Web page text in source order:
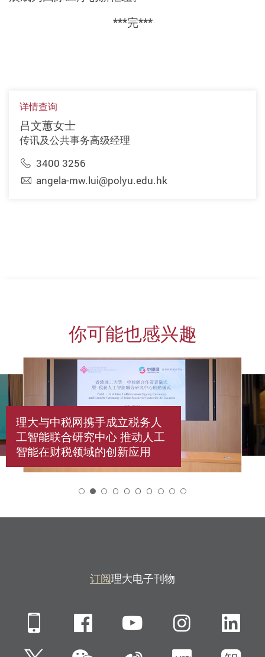
***完***
详情查询
吕文蕙女士
传讯及公共事务高级经理
3400 3256
angela-mw.lui@polyu.edu.hk
你可能也感兴趣
理大与中税网携手成立税务人
工智能联合研究中心 推动人工
智能在财税领域的创新应用
订阅理大电子刊物
Mobile FacebookYouTube